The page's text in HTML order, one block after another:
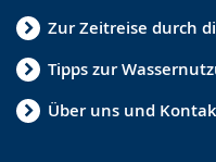
Zur Zeitreise durch
Tipps zur
Über uns und